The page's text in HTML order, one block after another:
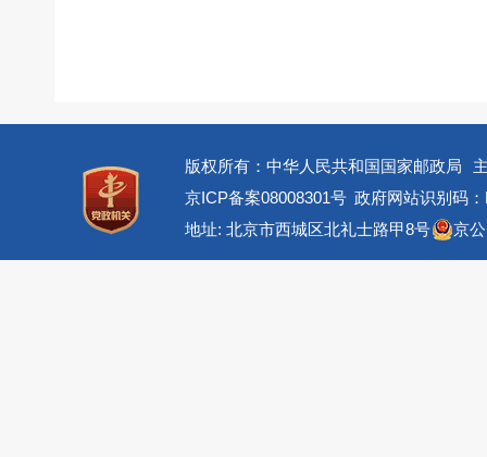
版权所有：中华人民共和国国家邮政局
京ICP备案08008301号 政府网站识别码
地址: 北京市西城区北礼士路甲8号
京